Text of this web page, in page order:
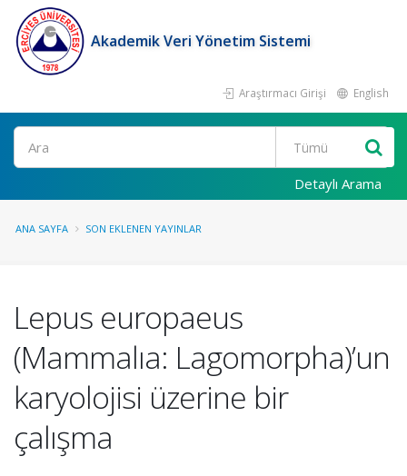
Akademik Veri Yönetim Sistemi
Araştırmacı Girişi English
Ara
Detaylı Arama
ANA SAYFA SON EKLENEN YAYINLAR
Lepus europaeus
(Mammalıa: Lagomorpha)’un
karyolojisi üzerine bir
çalışma